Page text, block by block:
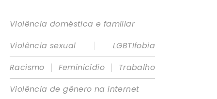
Violência doméstica e familiar
Violência sexual
|
LGBTIfobia
Racismo
| Feminicídio |
Trabalho
Violência de gênero na internet